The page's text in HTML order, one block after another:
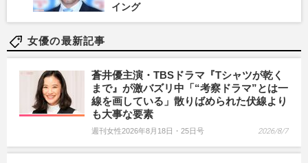
イング
女優の最新記事
蒼井優主演・TBSドラマ『Tシャツが乾く
まで』が激バズリ中「“考察ドラマ”とは一
線を画している」散りばめられた伏線より
も大事な要素
週刊女性2026年8月18日・25日号 2026/8/7